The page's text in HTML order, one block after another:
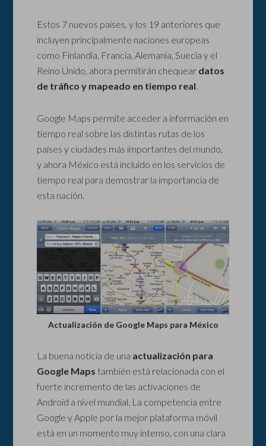
Estos 7 nuevos países, y los 19 anteriores que
incluyen principalmente naciones europeas
como Finlandia, Francia, Alemania, Suecia y el
Reino Unido, ahora permitirán chequear datos
de tráfico y mapeado en tiempo real
Google Maps permite acceder a información en
tiempo real sobre las distintas rutas de los
países y ciudades más importantes del mundo,
y ahora México está incluido en los servicios de
tiempo real para demostrar la importancia de
esta nación.
Actualización de Google Maps para México
La buena noticia de una actualización para
Google Maps también está relacionada con el
fuerte incremento de las activaciones de
Android a nivel mundial. La competencia entre
Google y Apple por la mejor plataforma móvil
está en un momento muy intenso, con una clara